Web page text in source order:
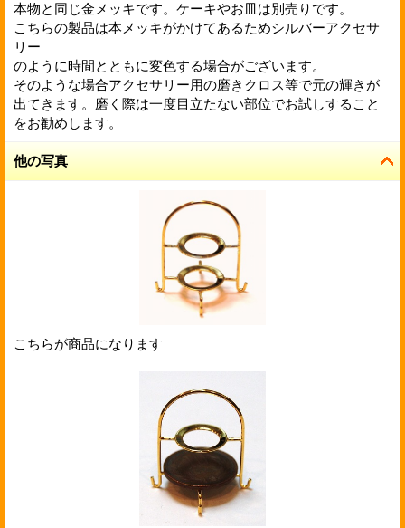
本物と同じ金メッキです。ケーキやお皿は別売りです。
こちらの製品は本メッキがかけてあるためシルバーアクセサ
リー
のように時間とともに変色する場合がございます。
そのような場合アクセサリー用の磨きクロス等で元の輝きが
出てきます。磨く際は一度目立たない部位でお試しすること
をお勧めします。
他の写真
こちらが商品になります